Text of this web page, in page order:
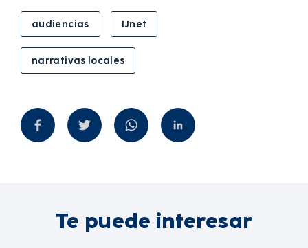
audiencias IJnet
narrativas locales
Te puede interesar